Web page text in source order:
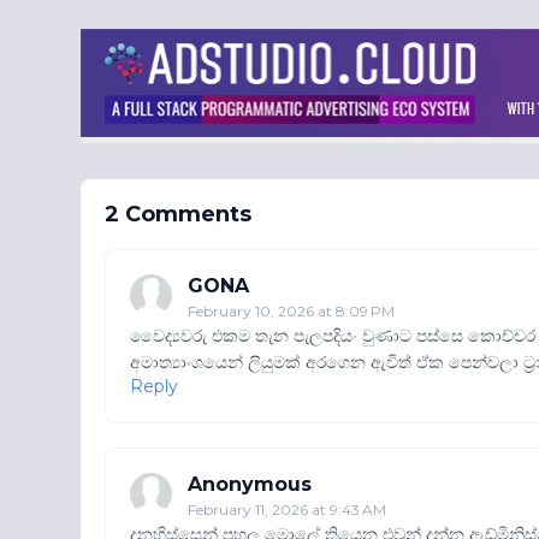
2 Comments
GONA
February 10, 2026 at 8:09 PM
වෛද්‍යවරු එකම තැන පැලපදියං වුණාට පස්සෙ
අමාත්‍යාංශයෙන් ලියුමක් අරගෙන ඇවිත් ඒක පෙන්වලා
Reply
Anonymous
February 11, 2026 at 9:43 AM
දනහිස්සෙන් පහල මොලේ තියෙන එවුන් දන්න